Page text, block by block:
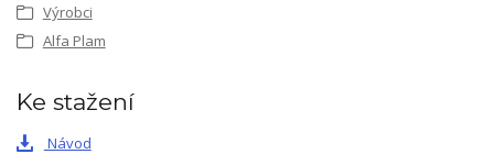
Výrobci
Alfa Plam
Ke stažení
Návod